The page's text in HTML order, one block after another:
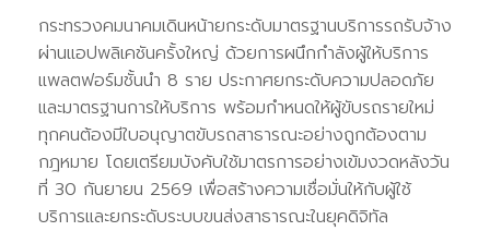
กระทรวงคมนาคมเดินหน้ายกระดับมาตรฐานบริการรถรับจ้าง
ผ่านแอปพลิเคชันครั้งใหญ่ ด้วยการผนึกกำลังผู้ให้บริการ
แพลตฟอร์มชั้นนำ 8 ราย ประกาศยกระดับความปลอดภัย
และมาตรฐานการให้บริการ พร้อมกำหนดให้ผู้ขับรถรายใหม่
ทุกคนต้องมีใบอนุญาตขับรถสาธารณะอย่างถูกต้องตาม
กฎหมาย โดยเตรียมบังคับใช้มาตรการอย่างเข้มงวดหลังวัน
ที่ 30 กันยายน 2569 เพื่อสร้างความเชื่อมั่นให้กับผู้ใช้
บริการและยกระดับระบบขนส่งสาธารณะในยุคดิจิทัล